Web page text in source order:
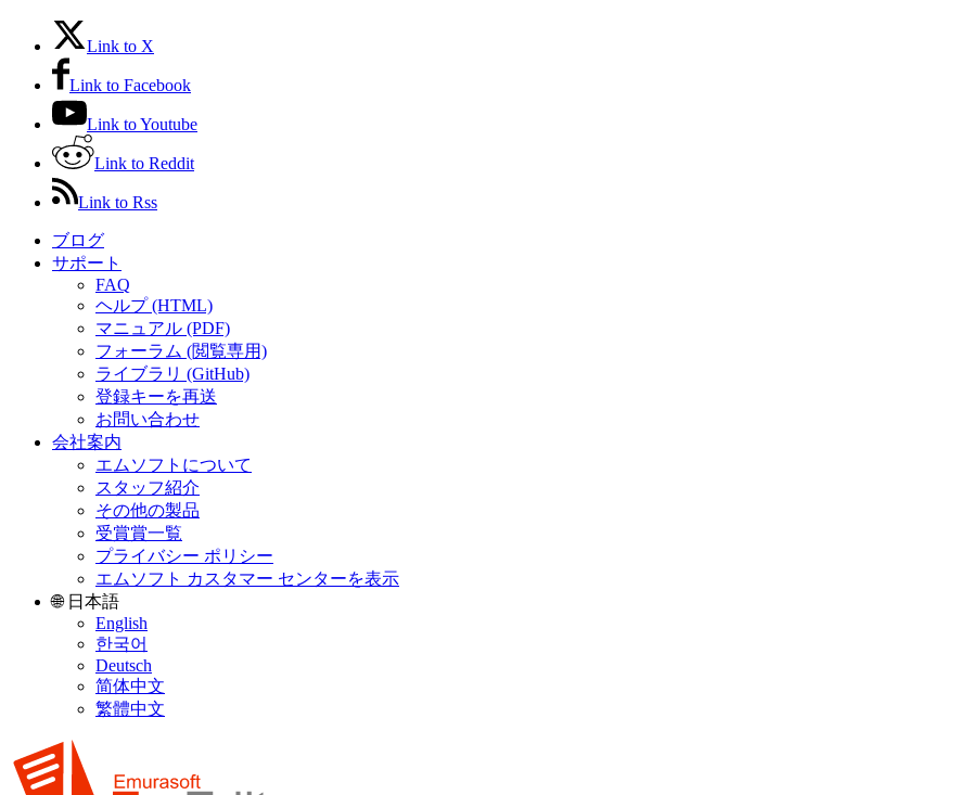
Link to X
Link to Facebook
Link to Youtube
Link to Reddit
Link to Rss
ブログ
サポート
FAQ
ヘルプ (HTML)
マニュアル (PDF)
フォーラム (閲覧専用)
ライブラリ (GitHub)
登録キーを再送
お問い合わせ
会社案内
エムソフトについて
スタッフ紹介
その他の製品
受賞賞一覧
プライバシー ポリシー
エムソフト カスタマー センターを表示
🌐 日本語
English
한국어
Deutsch
简体中文
繁體中文